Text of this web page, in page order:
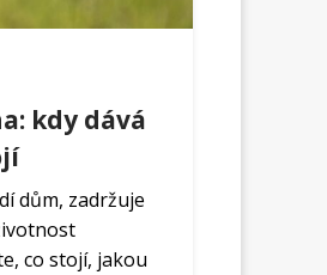
kdy dává
dům, zadržuje
co stojí, jakou